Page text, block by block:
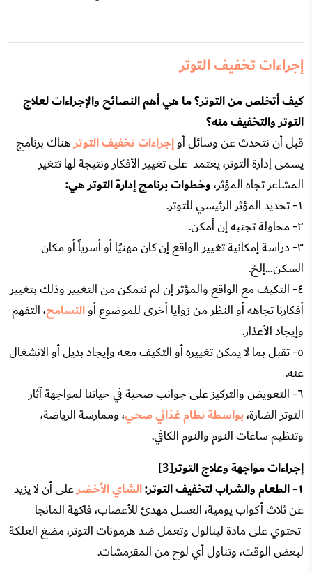
إجراءات تخفيف التوتر
كيف أتخلص من التوتر؟ ما هي أهم النصائح والإجراءات لعلاج
التوتر والتخفيف منه؟
قبل أن نتحدث عن وسائل أوإجراءات تخفيف التوترهناك برنامج
يسمى إدارة التوتر، يعتمد على تغيير الأفكار ونتيجة لها تتغير
المشاعر تجاه المؤثر،وخطوات برنامج إدارة التوتر هي:
١- تحديد المؤثر الرئيسي للتوتر.
٢- محاولة تجنبه إن أمكن.
٣- دراسة إمكانية تغيير الواقع إن كان مهنيًا أو أسرياً أو مكان
السكن...إلخ.
٤- التكيف مع الواقع والمؤثر إن لم نتمكن من التغيير وذلك بتغيير
أفكارنا تجاهه أو النظر من زوايا أخرى للموضوع أوالتسامح، التفهم
وإيجاد الأعذار.
٥- تقبل بما لا يمكن تغييره أو التكيف معه وإيجاد بديل أو الانشغال
عنه.
٦- التعويض والتركيز على جوانب صحية في حياتنا لمواجهة آثار
التوتر الضارة،بواسطة نظام غذائي صحي، وممارسة الرياضة،
وتنظيم ساعات النوم والنوم الكافي.
إجراءات مواجهة وعلاج التوتر[3]
١- الطعام والشراب لتخفيف التوتر: الشاي الأخضرعلى أن لا يزيد
عن ثلاث أكواب يومية، العسل مهدئ للأعصاب، فاكهة المانجا
تحتوي على مادة لينالول وتعمل ضد هرمونات التوتر، مضغ العلكة
لبعض الوقت، وتناول أي لوح من المقرمشات.